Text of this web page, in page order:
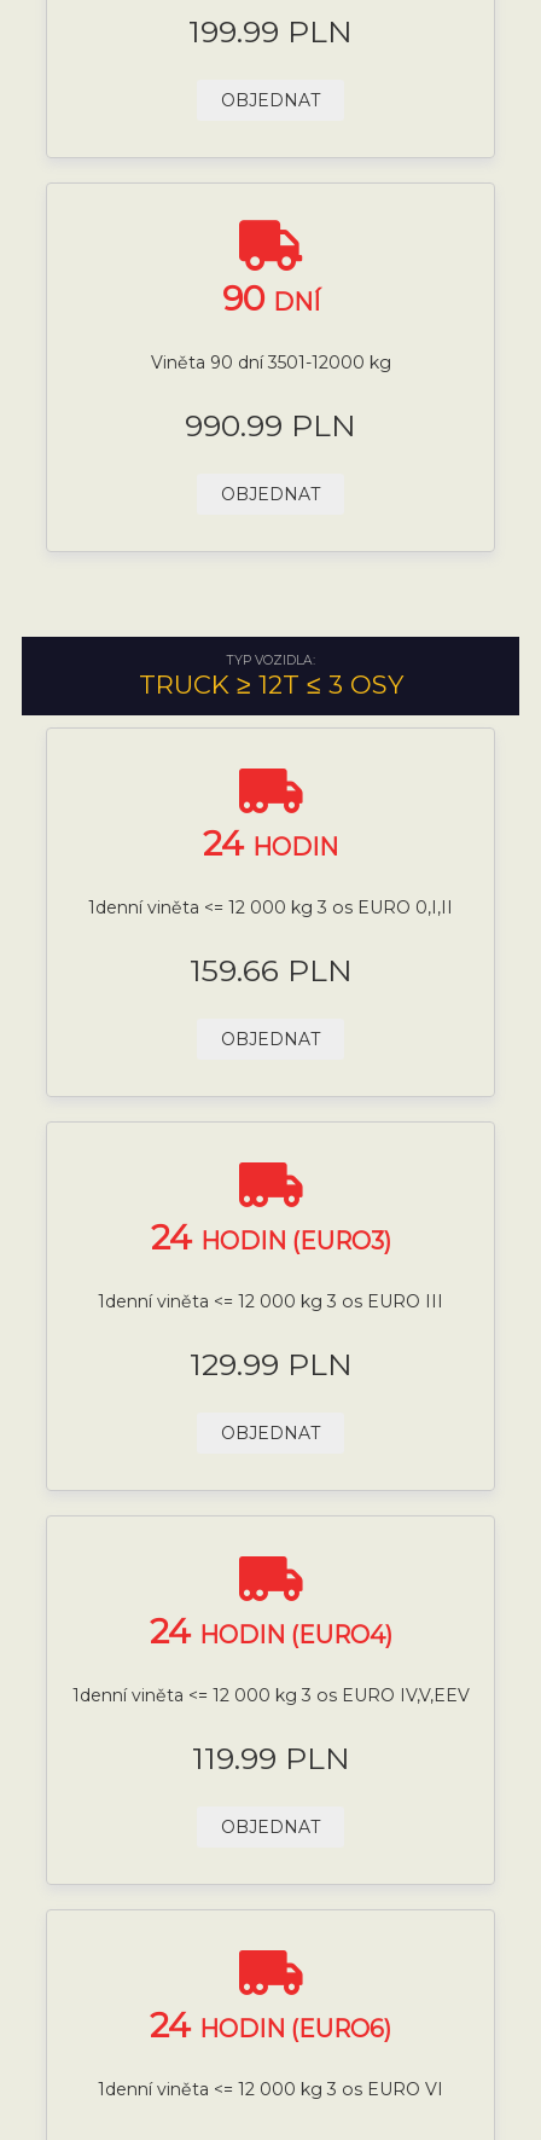
199.99 PLN
OBJEDNAT
90 DNÍ
Viněta 90 dní 3501-12000 kg
990.99 PLN
OBJEDNAT
TYP VOZIDLA:
TRUCK ≥ 12T ≤ 3 OSY
24 HODIN
1denní viněta <= 12 000 kg 3 os EURO 0,I,II
159.66 PLN
OBJEDNAT
24 HODIN (EURO3)
1denní viněta <= 12 000 kg 3 os EURO III
129.99 PLN
OBJEDNAT
24 HODIN (EURO4)
1denní viněta <= 12 000 kg 3 os EURO IV,V,EEV
119.99 PLN
OBJEDNAT
24 HODIN (EURO6)
1denní viněta <= 12 000 kg 3 os EURO VI